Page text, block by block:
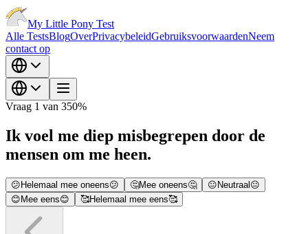
My Little Pony Test
Alle TestsBlogOverPrivacybeleidGebruiksvoorwaardenNeem
contact op
Vraag 1 van 350%
Ik voel me diep misbegrepen door de
mensen om me heen.
😕 Helemaal mee oneens😕 🤔Mee oneens🤔 😐 Neutraal 😐
😊 Mee eens😊 🥰Helemaal mee eens🥰